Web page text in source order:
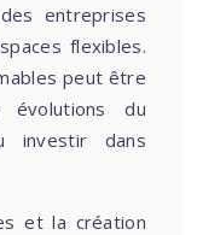
entreprises
flexibles.
peut être
évolutions du
investir dans
et la création